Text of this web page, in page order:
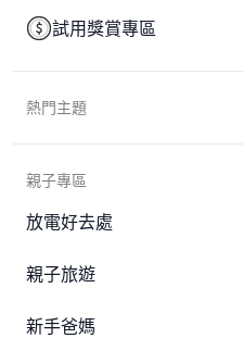
試用獎賞專區
熱門主題
親子專區
放電好去處
親子旅遊
新手爸媽